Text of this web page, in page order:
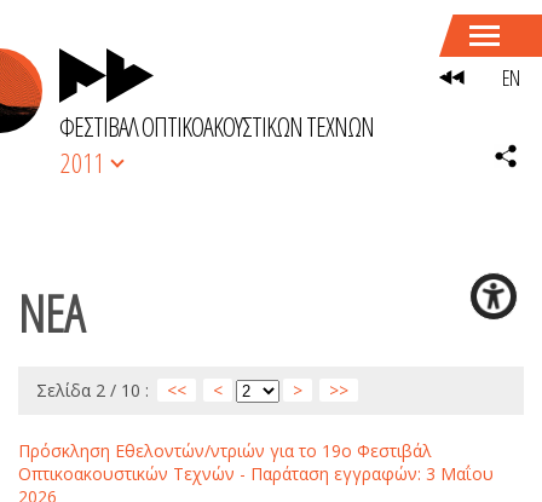
ΦΕΣΤΙΒΑΛ ΟΠΤΙΚΟΑΚΟΥΣΤΙΚΩΝ ΤΕΧΝΩΝ
2011
ΝΕΑ
Σελίδα 2 / 10 : << < > >>
Πρόσκληση Εθελοντών/ντριών για το 19ο Φεστιβάλ
Οπτικοακουστικών Τεχνών - Παράταση εγγραφών: 3 Μαΐου
2026
EN